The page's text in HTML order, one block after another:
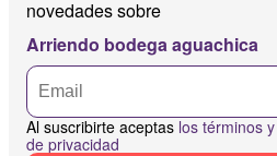
novedades sobre
Arriendo bodega aguachica
Al suscribirte aceptas los términos
de privacidad